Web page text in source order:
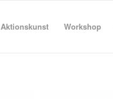
Aktionskunst Workshop